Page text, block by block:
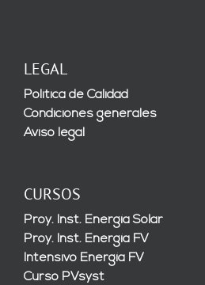
LEGAL
Política de Calidad
Condiciones generales
Aviso legal
CURSOS
Proy. Inst. Energía Solar
Proy. Inst. Energía FV
Intensivo Energía FV
Curso PVsyst